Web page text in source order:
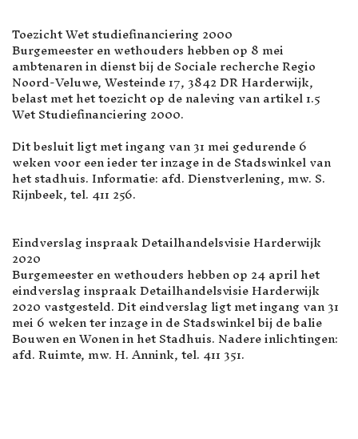
Toezicht Wet studiefinanciering 2000
Burgemeester en wethouders hebben op 8 mei
ambtenaren in dienst bij de Sociale recherche Regio
Noord-Veluwe, Westeinde 17, 3842 DR Harderwijk,
belast met het toezicht op de naleving van artikel 1.5
Wet Studiefinanciering 2000.
Dit besluit ligt met ingang van 31 mei gedurende 6
weken voor een ieder ter inzage in de Stadswinkel van
het stadhuis. Informatie: afd. Dienstverlening, mw. S.
Rijnbeek, tel. 411 256.
Eindverslag inspraak Detailhandelsvisie Harderwijk
2020
Burgemeester en wethouders hebben op 24 april het
eindverslag inspraak Detailhandelsvisie Harderwijk
2020 vastgesteld. Dit eindverslag ligt met ingang van 31
mei 6 weken ter inzage in de Stadswinkel bij de balie
Bouwen en Wonen in het Stadhuis. Nadere inlichtingen:
afd. Ruimte, mw. H. Annink, tel. 411 351.